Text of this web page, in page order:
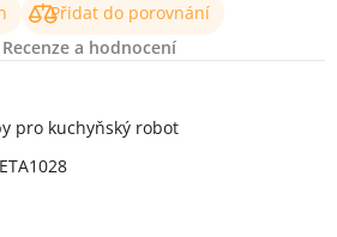
Přidat do porovnání
Recenze a hodnocení
pro kuchyňský robot